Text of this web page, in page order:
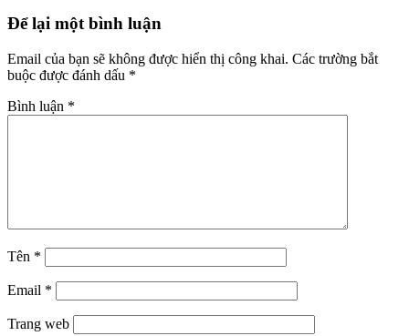
Để lại một bình luận
Email của bạn sẽ không được hiển thị công khai. Các trường bắt
buộc được đánh dấu *
Bình luận *
Tên *
Email *
Trang web